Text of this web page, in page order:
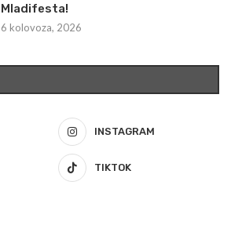
Mladifesta!
6 kolovoza, 2026
INSTAGRAM
TIKTOK